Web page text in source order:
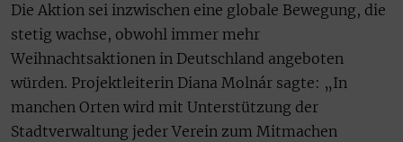
Die Aktion sei inzwischen eine globale Bewegung, die
stetig wachse, obwohl immer mehr
Weihnachtsaktionen in Deutschland angeboten
würden. Projektleiterin Diana Molnár sagte: „In
manchen Orten wird mit Unterstützung der
Stadtverwaltung jeder Verein zum Mitmachen